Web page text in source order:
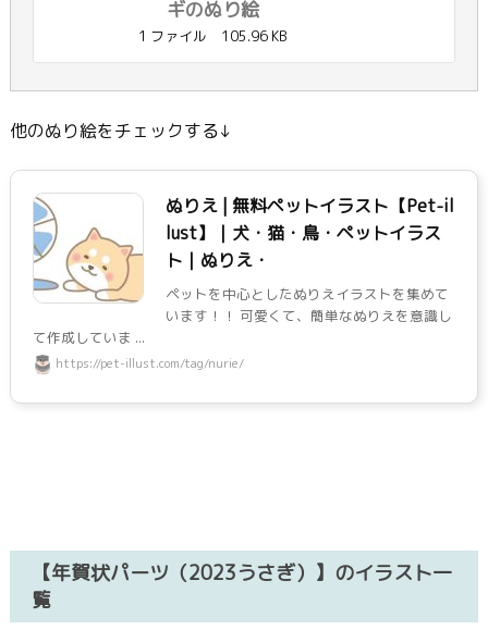
ギのぬり絵
1 ファイル 105.96 KB
他のぬり絵をチェックする↓
ぬりえ | 無料ペットイラスト【Pet-il
lust】｜犬・猫・鳥・ペットイラス
ト｜ぬりえ・
ペットを中心としたぬりえイラストを集めて
います！！ 可愛くて、簡単なぬりえを意識し
て作成していま ...
https://pet-illust.com/tag/nurie/
【年賀状パーツ（2023うさぎ）】のイラスト一
覧